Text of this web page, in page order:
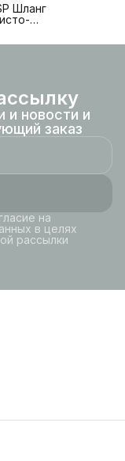
Шланг
и новости и
заказ
на
в целях
рассылки